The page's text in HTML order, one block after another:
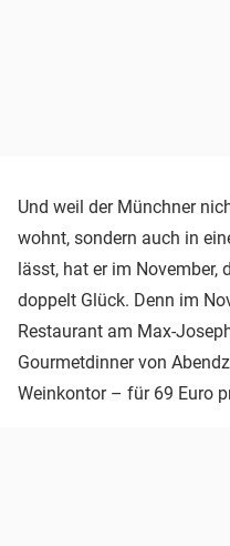
Und weil der Münchner
wohnt, sondern auch in
lässt, hat er im November,
doppelt Glück. Denn im
Restaurant am Max-
Gourmetdinner von
Weinkontor – für 69 Euro